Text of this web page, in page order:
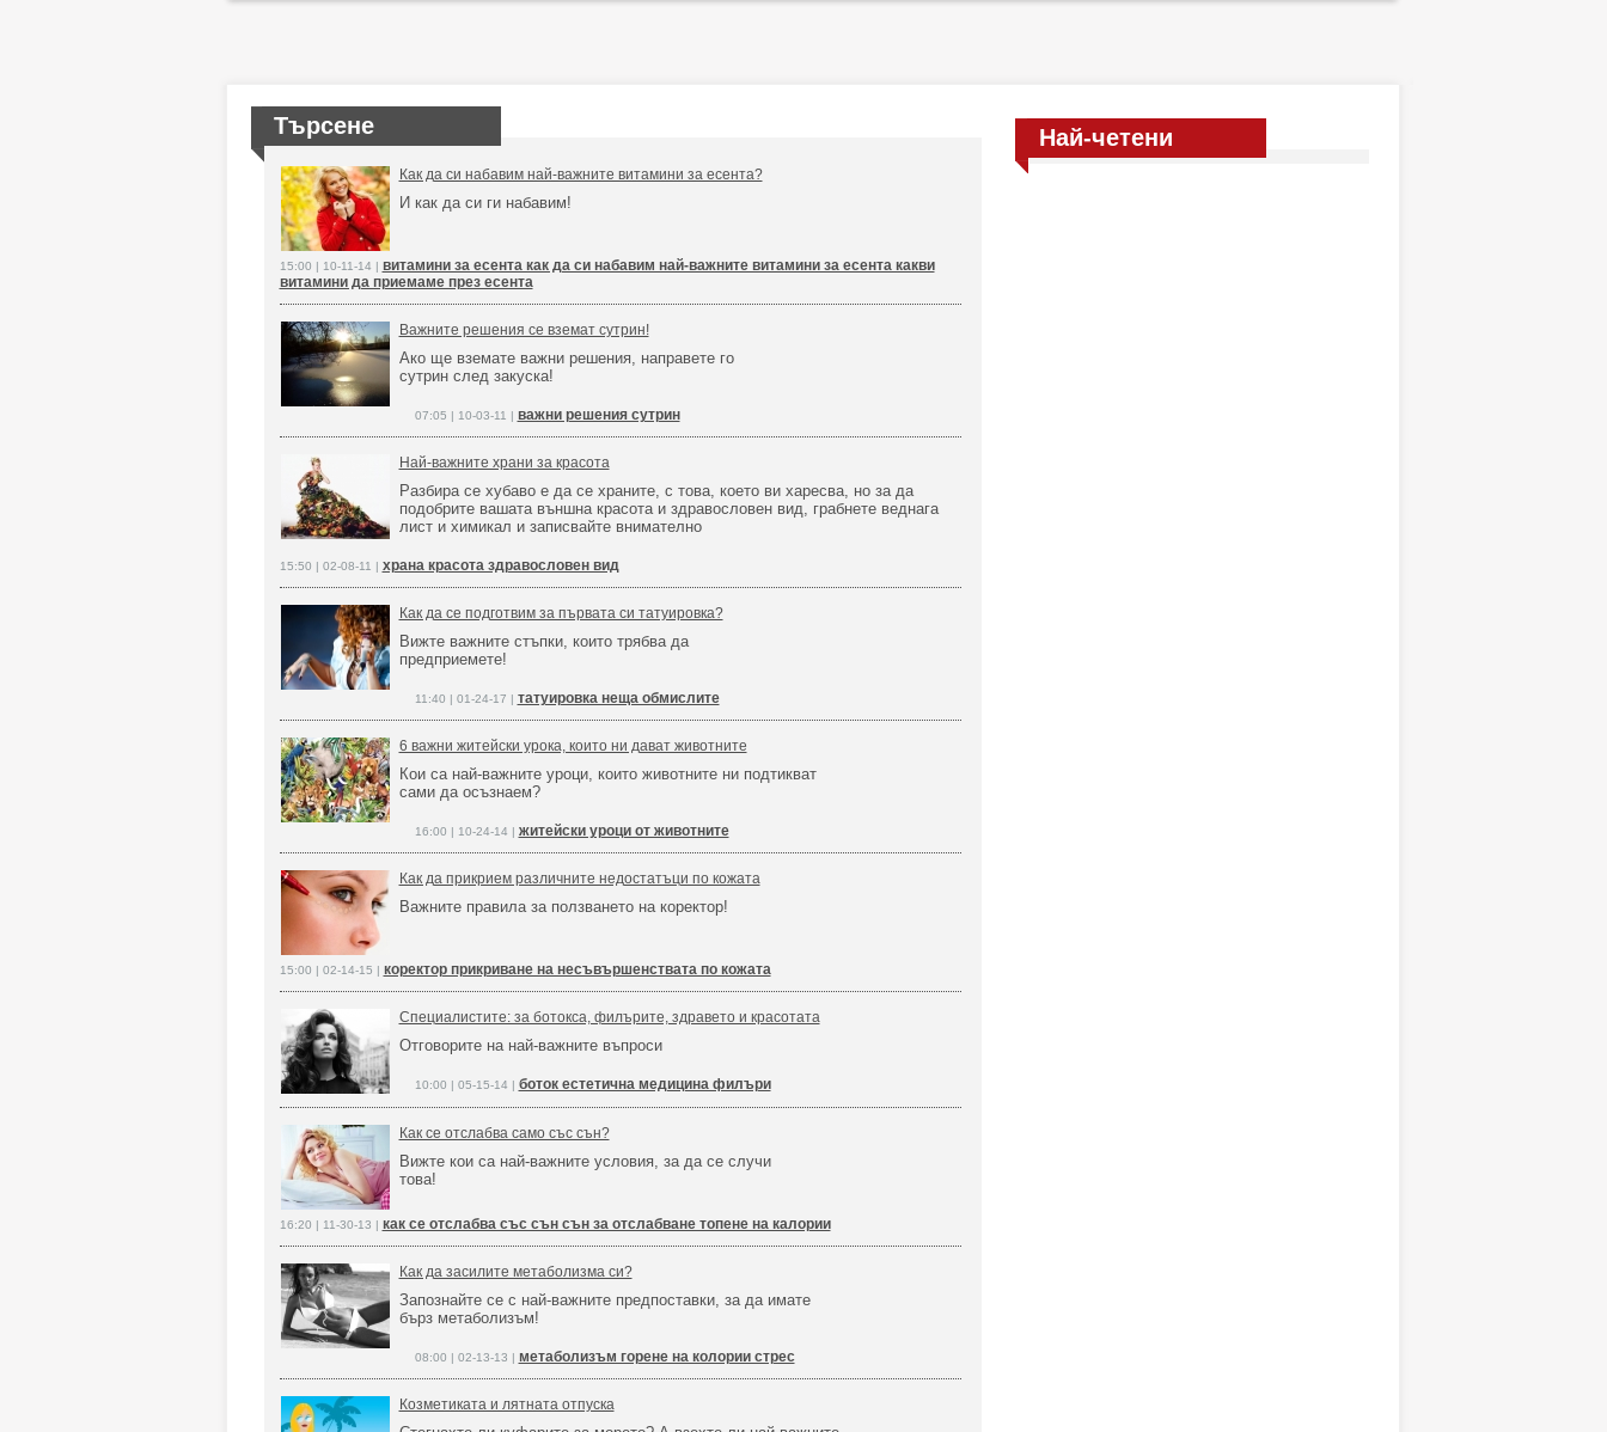
Търсене
Как да си набавим най-важните витамини за есента?
И как да си ги набавим!
15:00 | 10-11-14 | витамини за есента как да си набавим най-важните витамини за есента какви
витамини да приемаме през есента
Важните решения се вземат сутрин!
Ако ще вземате важни решения, направете го
сутрин след закуска!
07:05 | 10-03-11 | важни решения сутрин
Най-важните храни за красота
Разбира се хубаво е да се храните, с това, което ви харесва, но за да
подобрите вашата външна красота и здравословен вид, грабнете веднага
лист и химикал и записвайте внимателно
15:50 | 02-08-11 | храна красота здравословен вид
Как да се подготвим за първата си татуировка?
Вижте важните стъпки, които трябва да
предприемете!
11:40 | 01-24-17 | татуировка неща обмислите
6 важни житейски урока, които ни дават животните
Кои са най-важните уроци, които животните ни подтикват
сами да осъзнаем?
16:00 | 10-24-14 | житейски уроци от животните
Как да прикрием различните недостатъци по кожата
Важните правила за ползването на коректор!
15:00 | 02-14-15 | коректор прикриване на несъвършенствата по кожата
Специалистите: за ботокса, филърите, здравето и красотата
Отговорите на най-важните въпроси
10:00 | 05-15-14 | боток естетична медицина филъри
Как се отслабва само със сън?
Вижте кои са най-важните условия, за да се случи
това!
16:20 | 11-30-13 | как се отслабва със сън сън за отслабване топене на калории
Как да засилите метаболизма си?
Запознайте се с най-важните предпоставки, за да имате
бърз метаболизъм!
08:00 | 02-13-13 | метаболизъм горене на колории стрес
Козметиката и лятната отпуска
Най-четени